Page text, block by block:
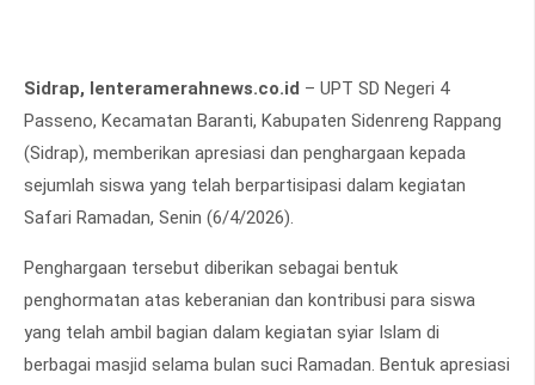
Sidrap, lenteramerahnews.co.id – UPT SD Negeri 4
Passeno, Kecamatan Baranti, Kabupaten Sidenreng Rappang
(Sidrap), memberikan apresiasi dan penghargaan kepada
sejumlah siswa yang telah berpartisipasi dalam kegiatan
Safari Ramadan, Senin (6/4/2026).
Penghargaan tersebut diberikan sebagai bentuk
penghormatan atas keberanian dan kontribusi para siswa
yang telah ambil bagian dalam kegiatan syiar Islam di
berbagai masjid selama bulan suci Ramadan. Bentuk apresiasi